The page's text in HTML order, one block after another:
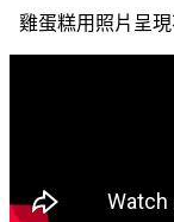
雞蛋糕用照片呈